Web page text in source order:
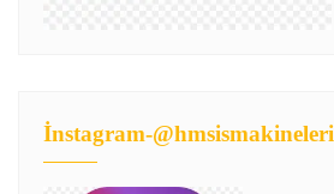
İnstagram-@hmsismakineleri